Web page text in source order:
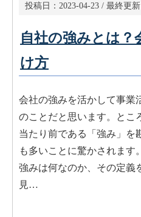
投稿日： 2023-04-23 / 最終更新
自社の強みとは？
け方
会社の強みを活かして事業
のことだと思います。とこ
当たり前である「強み」を
も多いことに驚かされます
強みは何なのか、その定義
見…